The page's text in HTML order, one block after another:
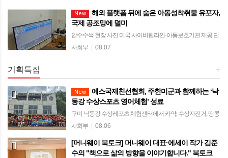
구와 협박으로 이어질 우려 [한…
New
해외 플랫폼 뒤에 숨은 아동성착취물 유포자,
국제 공조망에 덜미
압수수색 현장 사진 미국 사이버팁라인·아동보호기관 제공 단
서로 국내 피의자 추적 경찰청 불법촬영물 추적시스템 활용…
사회부 | 08.07
+
기획특집
New
예스국제친선협회, 주한미군과 함께하는 ‘낙
동강 수상스포츠 영어체험’ 성료
구미 낙동강 수상레포츠 체험센터에서 카약, 수상자전거, 땅콩
보트 등 타며 미군과 수상스포츠 4년째 이어온 행사… “영어를
자] 예스국제친선협회(Yes In…
사회부 | 08.06
[머니웨이 북토크] 머니웨이 대표·에세이 작가 김준
수의 "책으로 삶의 방향을 이야기합니다." 북토크